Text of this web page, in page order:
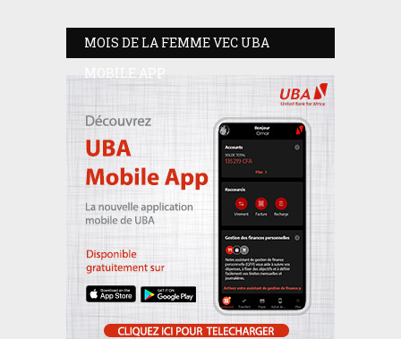
MOIS DE LA FEMME VEC UBA
MOBILE APP